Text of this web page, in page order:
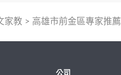
家教> 高雄市前金區專家推薦
公司